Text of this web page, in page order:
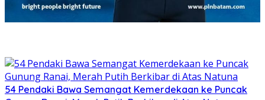
54 Pendaki Bawa Semangat Kemerdekaan ke Puncak